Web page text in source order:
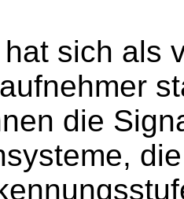
hat sich als
die